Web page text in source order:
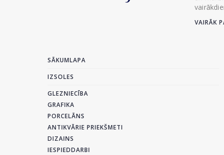
VAIRĀK
SĀKUMLAPA
IZSOLES
GLEZNIECĪBA
GRAFIKA
PORCELĀNS
ANTIKVĀRIE PRIEKŠMETI
DIZAINS
IESPIEDDARBI